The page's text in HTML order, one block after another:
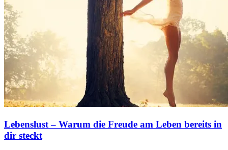
Lebenslust – Warum die Freude am Leben bereits in
dir steckt